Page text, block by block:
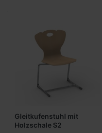
Gleitkufenstuhl mit
Holzschale S2